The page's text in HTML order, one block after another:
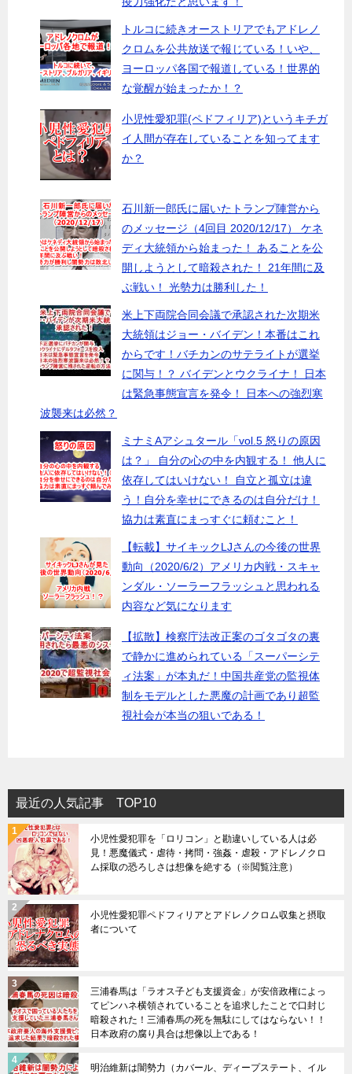
トルコに続きオーストリアでもアドレノ
クロムを公共放送で報じている！いや、
ヨーロッパ各国で報道している！世界的
な覚醒が始まったか！？
小児性愛犯罪(ペドフィリア)というキチガ
イ人間が存在していることを知ってます
か？
石川新一郎氏に届いたトランプ陣営から
のメッセージ（4回目 2020/12/17） ケネ
ディ大統領から始まった！ あることを公
開しようとして暗殺された！ 21年間に及
ぶ戦い！ 光勢力は勝利した！
米上下両院合同会議で承認された次期米
大統領はジョー・バイデン！本番はこれ
からです！バチカンのサテライトが選挙
に関与！？ バイデンとウクライナ！ 日本
は緊急事態宣言を発令！ 日本への強烈寒
波襲来は必然？
ミナミAアシュタール「vol.5 怒りの原因
は？」 自分の心の中を内観する！ 他人に
依存してはいけない！ 自立と孤立は違
う！自分を幸せにできるのは自分だけ！
協力は素直にまっすぐに頼むこと！
【転載】サイキックLJさんの今後の世界
動向（2020/6/2）アメリカ内戦・スキャ
ンダル・ソーラーフラッシュと思われる
内容など気になります
【拡散】検察庁法改正案のゴタゴタの裏
で静かに進められている「スーパーシテ
ィ法案」が本丸だ！中国共産党の監視体
制をモデルとした悪魔の計画であり超監
視社会が本当の狙いである！
最近の人気記事 TOP10
小児性愛犯罪を「ロリコン」と勘違いしている人は必
見！悪魔儀式・虐待・拷問・強姦・虐殺・アドレノクロ
ム採取の恐ろしさは想像を絶する（※閲覧注意）
小児性愛犯罪ペドフィリアとアドレノクロム収集と摂取
者について
三浦春馬は「ラオス子ども支援資金」が安倍政権によっ
てピンハネ横領されていることを追求したことで口封じ
暗殺された！三浦春馬の死を無駄にしてはならない！！
日本政府の腐り具合は想像以上である！
明治維新は闇勢力（カバール、ディープステート、イル